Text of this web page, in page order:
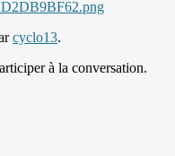
cyclo13.
à la conversation.